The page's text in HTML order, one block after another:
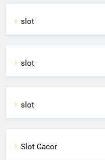
slot
slot
slot
Slot Gacor